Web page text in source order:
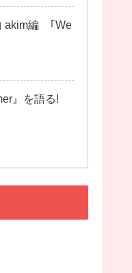
akim編 ｢We
』を語る!